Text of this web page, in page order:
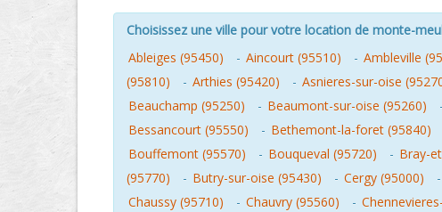
Choisissez une ville pour votre location de monte-
Ableiges (95450)
- Aincourt (95510) - Ambleville
(95810)
- Arthies (95420) - Asnieres-sur-oise
Beauchamp (95250)
- Beaumont-sur-oise (95260) -
Bessancourt (95550)
- Bethemont-la-foret (95840)
Bouffemont (95570)
- Bouqueval (95720) - Bray-
(95770)
- Butry-sur-oise (95430) - Cergy (95000) -
Chaussy (95710)
- Chauvry (95560) -